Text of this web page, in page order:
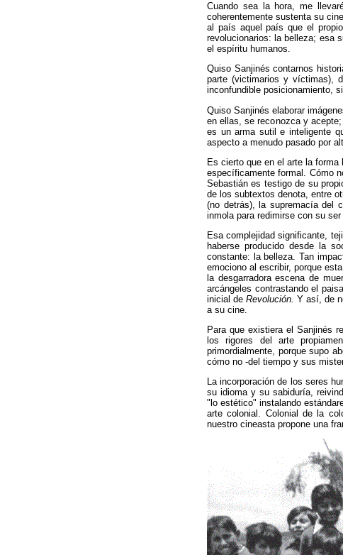
Cuando sea la hora, me
coherentemente sustenta su
al país aquel país que el
revolucionarios: la belleza; esa
el espíritu humanos.
Quiso Sanjinés contarnos
parte (victimarios y víctimas),
inconfundible posicionamiento,
Quiso Sanjinés elaborar
en ellas, se reconozca y
es un arma sutil e inteligente
aspecto a menudo pasado por
Es cierto que en el arte la
específicamente formal. Cómo
Sebastián es testigo de su
de los subtextos denota, entre
(no detrás), la supremacía del
inmola para redimirse con su ser
Esa complejidad significante,
haberse producido desde la
constante: la belleza. Tan
emociono al escribir, porque
la desgarradora escena de
arcángeles contrastando el
inicial de Revolución. Y así, de
a su cine.
Para que existiera el Sanjinés
los rigores del arte
primordialmente, porque supo
cómo no -del tiempo y sus
La incorporación de los seres
su idioma y su sabiduría,
"lo estético" instalando
arte colonial. Colonial de la
nuestro cineasta propone una